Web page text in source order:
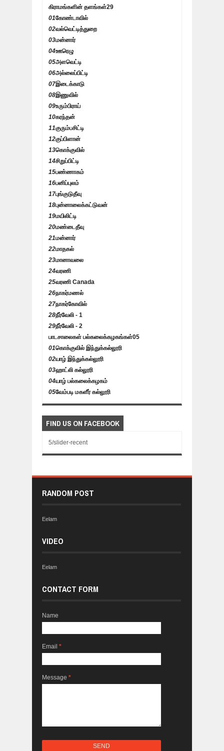
கிராமங்களின் தளங்கள்29
01கோண்டாவில்
02வல்வெட்டித்துறை
03மன்னார்
04ஊரெழு
05அளவெட்டி
06அல்லைப்பிட்டி
07இடைக்காடு
08இணுவில்
09உரும்பிராய்
10கரந்தன்
11குரும்பசிட்டி
12குப்பிளான்
13கொக்குவில்
14சிறுப்பிட்டி
15பண்ணாகம்
16பனிப்புலம்
17புங்குடுதீவு
18புன்னாலைக்கட்டுவன்
19மயிலிட்டி
20மண்டைதீவு
21மன்னார்
22மாதகல்
23மானாவலை
24வரணி
25வரணி Canada
26நாகர்மணல்
27நாகர்கோவில்
28நீர்வேலி - 1
29நீர்வேலி - 2
பாடசாலைகள் பல்கலைக்கழகங்கள்05
01கொக்குவில் இந்துக்கல்லூரி
02யாழ் இந்துக்கல்லூரி
03ஹாட்லி கல்லூரி
04யாழ் பல்கலைக்கழகம்
05வேம்படி மகளீர் கல்லூரி
FIND US ON FACEBOOK
5/slider-recent
RANDOM POST
Eelam
VIDEO
Eelam
CONTACT FORM
Name
Email *
Message *